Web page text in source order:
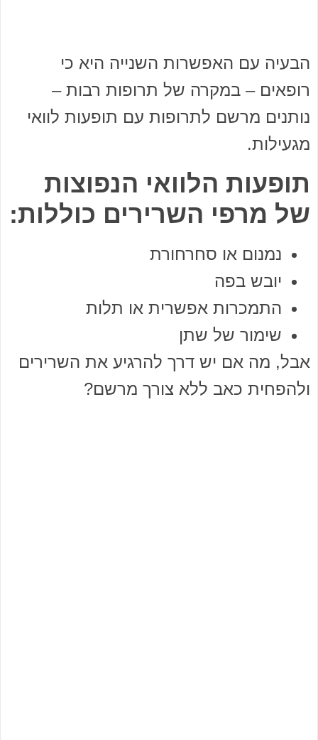
הבעיה עם האפשרות השנייה היא כי
רופאים – במקרה של תרופות רבות –
נותנים מרשם לתרופות עם תופעות לוואי
מגעילות.
תופעות הלוואי הנפוצות
של מרפי השרירים כוללות:
נמנום או סחרחורת
יובש בפה
התמכרות אפשרית או תלות
שימור של שתן
אבל, מה אם יש דרך להרגיע את השרירים
ולהפחית כאב ללא צורך מרשם?